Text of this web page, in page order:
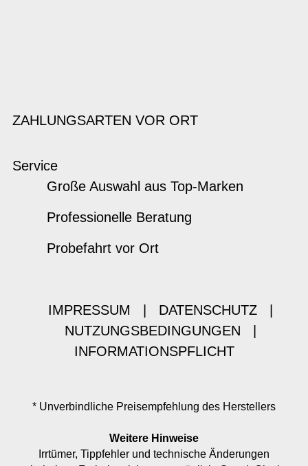
ZAHLUNGSARTEN VOR ORT
Service
Große Auswahl aus Top-Marken
Professionelle Beratung
Probefahrt vor Ort
IMPRESSUM DATENSCHUTZ
NUTZUNGSBEDINGUNGEN
INFORMATIONSPFLICHT
* Unverbindliche Preisempfehlung des Herstellers
Weitere Hinweise
Irrtümer, Tippfehler und technische Änderungen